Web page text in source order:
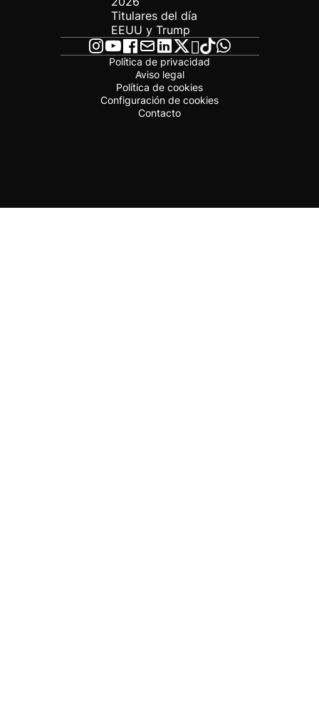
Titulares del día
EEUU y Trump
Política de privacidad
Aviso legal
Política de cookies
Configuración de cookies
Contacto